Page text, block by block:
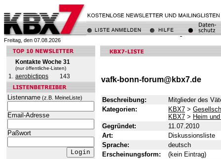
Freitag, den 07.08.2026
Kontakte Woche 31
(nur öffentliche-Listen)
1. aerobictipps 143
Listenname (z.B. MeineListe)
Email-Adresse
Paßwort
vafk-bonn-forum@kbx7.de
Beschreibung:
Mitglieder des
Kategorien:
KBX7 >
KBX7 > Heim
Gegründet:
11.07.2010
Art:
Diskussionsliste
Sprache:
deutsch
Erscheinungsform:
(kein Eintrag)